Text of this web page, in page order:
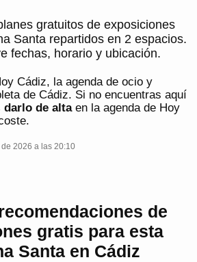
gratuitos de exposiciones
Santa repartidos en 2 espacios.
fechas, horario y ubicación.
Cádiz, la agenda de ocio y
de Cádiz. Si no encuentras aquí
darlo de altaen la agenda de Hoy
2026 a las 20:10
de
gratis para esta
Santa en Cádiz